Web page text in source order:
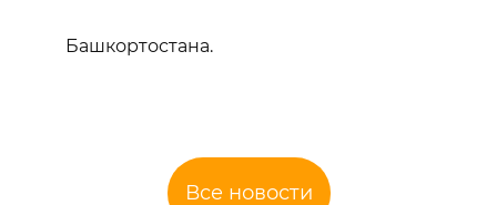
Башкортостана.
Все новости